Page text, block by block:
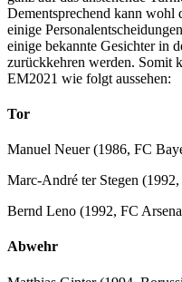
Dementsprechend kann wohl
einige
einige bekannte Gesichter in
zurückkehren werden. Somit
EM2021 wie folgt aussehen:
Tor
Manuel Neuer (1986, FC
Marc-André ter Stegen
Bernd Leno (1992, FC
Abwehr